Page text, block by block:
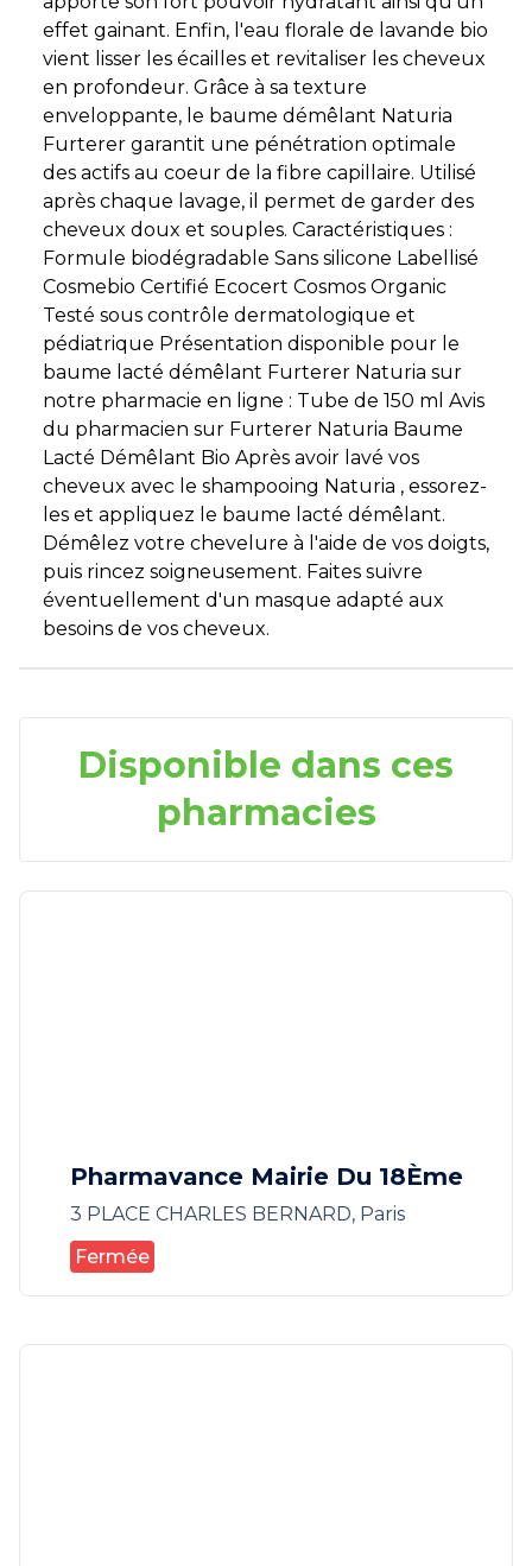
effet gainant. Enfin, l'eau florale de lavande bio
vient lisser les écailles et revitaliser les cheveux
en profondeur. Grâce à sa texture
enveloppante, le baume démêlant Naturia
Furterer garantit une pénétration optimale
des actifs au coeur de la fibre capillaire. Utilisé
après chaque lavage, il permet de garder des
cheveux doux et souples. Caractéristiques :
Formule biodégradable Sans silicone Labellisé
Cosmebio Certifié Ecocert Cosmos Organic
Testé sous contrôle dermatologique et
pédiatrique Présentation disponible pour le
baume lacté démêlant Furterer Naturia sur
notre pharmacie en ligne : Tube de 150 ml Avis
du pharmacien sur Furterer Naturia Baume
Lacté Démêlant Bio Après avoir lavé vos
cheveux avec le shampooing Naturia , essorez-
les et appliquez le baume lacté démêlant.
Démêlez votre chevelure à l'aide de vos doigts,
puis rincez soigneusement. Faites suivre
éventuellement d'un masque adapté aux
besoins de vos cheveux.
Disponible dans ces
pharmacies
Pharmavance Mairie Du 18Ème
3 PLACE CHARLES BERNARD, Paris
Fermée